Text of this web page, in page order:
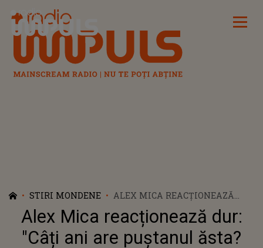
Radio Impuls
STIRI MONDENE
ALEX MICA REACȚIONEAZĂ
DUR: "CÂȚI ANI ARE PUȘTANUL
ĂSTA? NICI N-AR AVEA BANI SĂ
MĂ PLĂTEASCĂ DACĂ VIN".
SELLY, ÎN VIZORUL
Alex Mica reacționează dur:
"Câți ani are puștanul ăsta?